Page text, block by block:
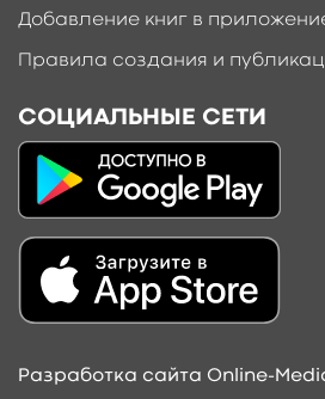
Добавление книг в
Правила создания и
СОЦИАЛЬНЫЕ СЕТИ
Разработка сайта Online-